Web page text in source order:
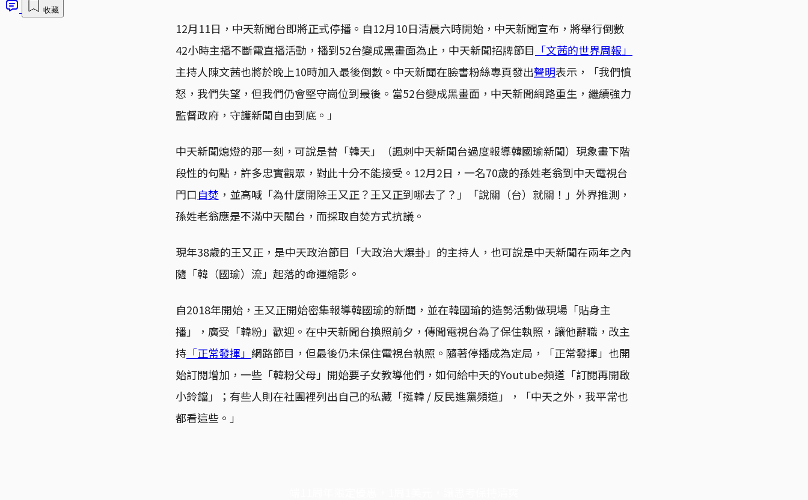
收藏
12月11日，中天新聞台即將正式停播。自12月10日清晨六時開始，中天新聞宣布，將舉行倒數
42小時主播不斷電直播活動，播到52台變成黑畫面為止，中天新聞招牌節目 「文茜的世界周報」
主持人陳文茜也將於晚上10時加入最後倒數。中天新聞在臉書粉絲專頁發出聲明表示，「我們憤
怒，我們失望，但我們仍會堅守崗位到最後。當52台變成黑畫面，中天新聞網路重生，繼續強力
監督政府，守護新聞自由到底。」
中天新聞熄燈的那一刻，可說是替「韓天」（諷刺中天新聞台過度報導韓國瑜新聞）現象畫下階
段性的句點，許多忠實觀眾，對此十分不能接受。12月2日，一名70歲的孫姓老翁到中天電視台
門口自焚 ，並高喊「為什麼開除王又正？王又正到哪去了？」「說關（台）就關！」外界推測，
孫姓老翁應是不滿中天關台，而採取自焚方式抗議。
現年38歲的王又正，是中天政治節目「大政治大爆卦」的主持人，也可說是中天新聞在兩年之內
隨「韓（國瑜）流」起落的命運縮影。
自2018年開始，王又正開始密集報導韓國瑜的新聞，並在韓國瑜的造勢活動做現場「貼身主
播」，廣受「韓粉」歡迎。在中天新聞台換照前夕，傳聞電視台為了保住執照，讓他辭職，改主
持 「正常發揮」 網路節目，但最後仍未保住電視台執照。隨著停播成為定局，「正常發揮」也開
始訂閱增加，一些「韓粉父母」開始要子女教導他們，如何給中天的Youtube頻道「訂閱再開啟
小鈴鐺」；有些人則在社團裡列出自己的私藏「挺韓 / 反民進黨頻道」，「中天之外，我平常也
都看這些。」